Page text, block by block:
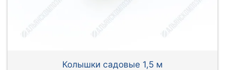
Колышки садовые 1,5 м